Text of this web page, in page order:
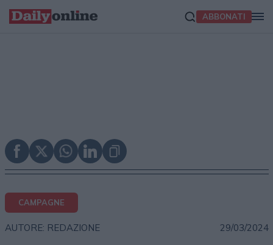
ABBONATI
CAMPAGNE
AUTORE: REDAZIONE 29/03/2024